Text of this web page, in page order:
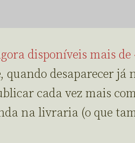
disponíveis mais de
quando desaparecer já
cada vez mais
na livraria (o que